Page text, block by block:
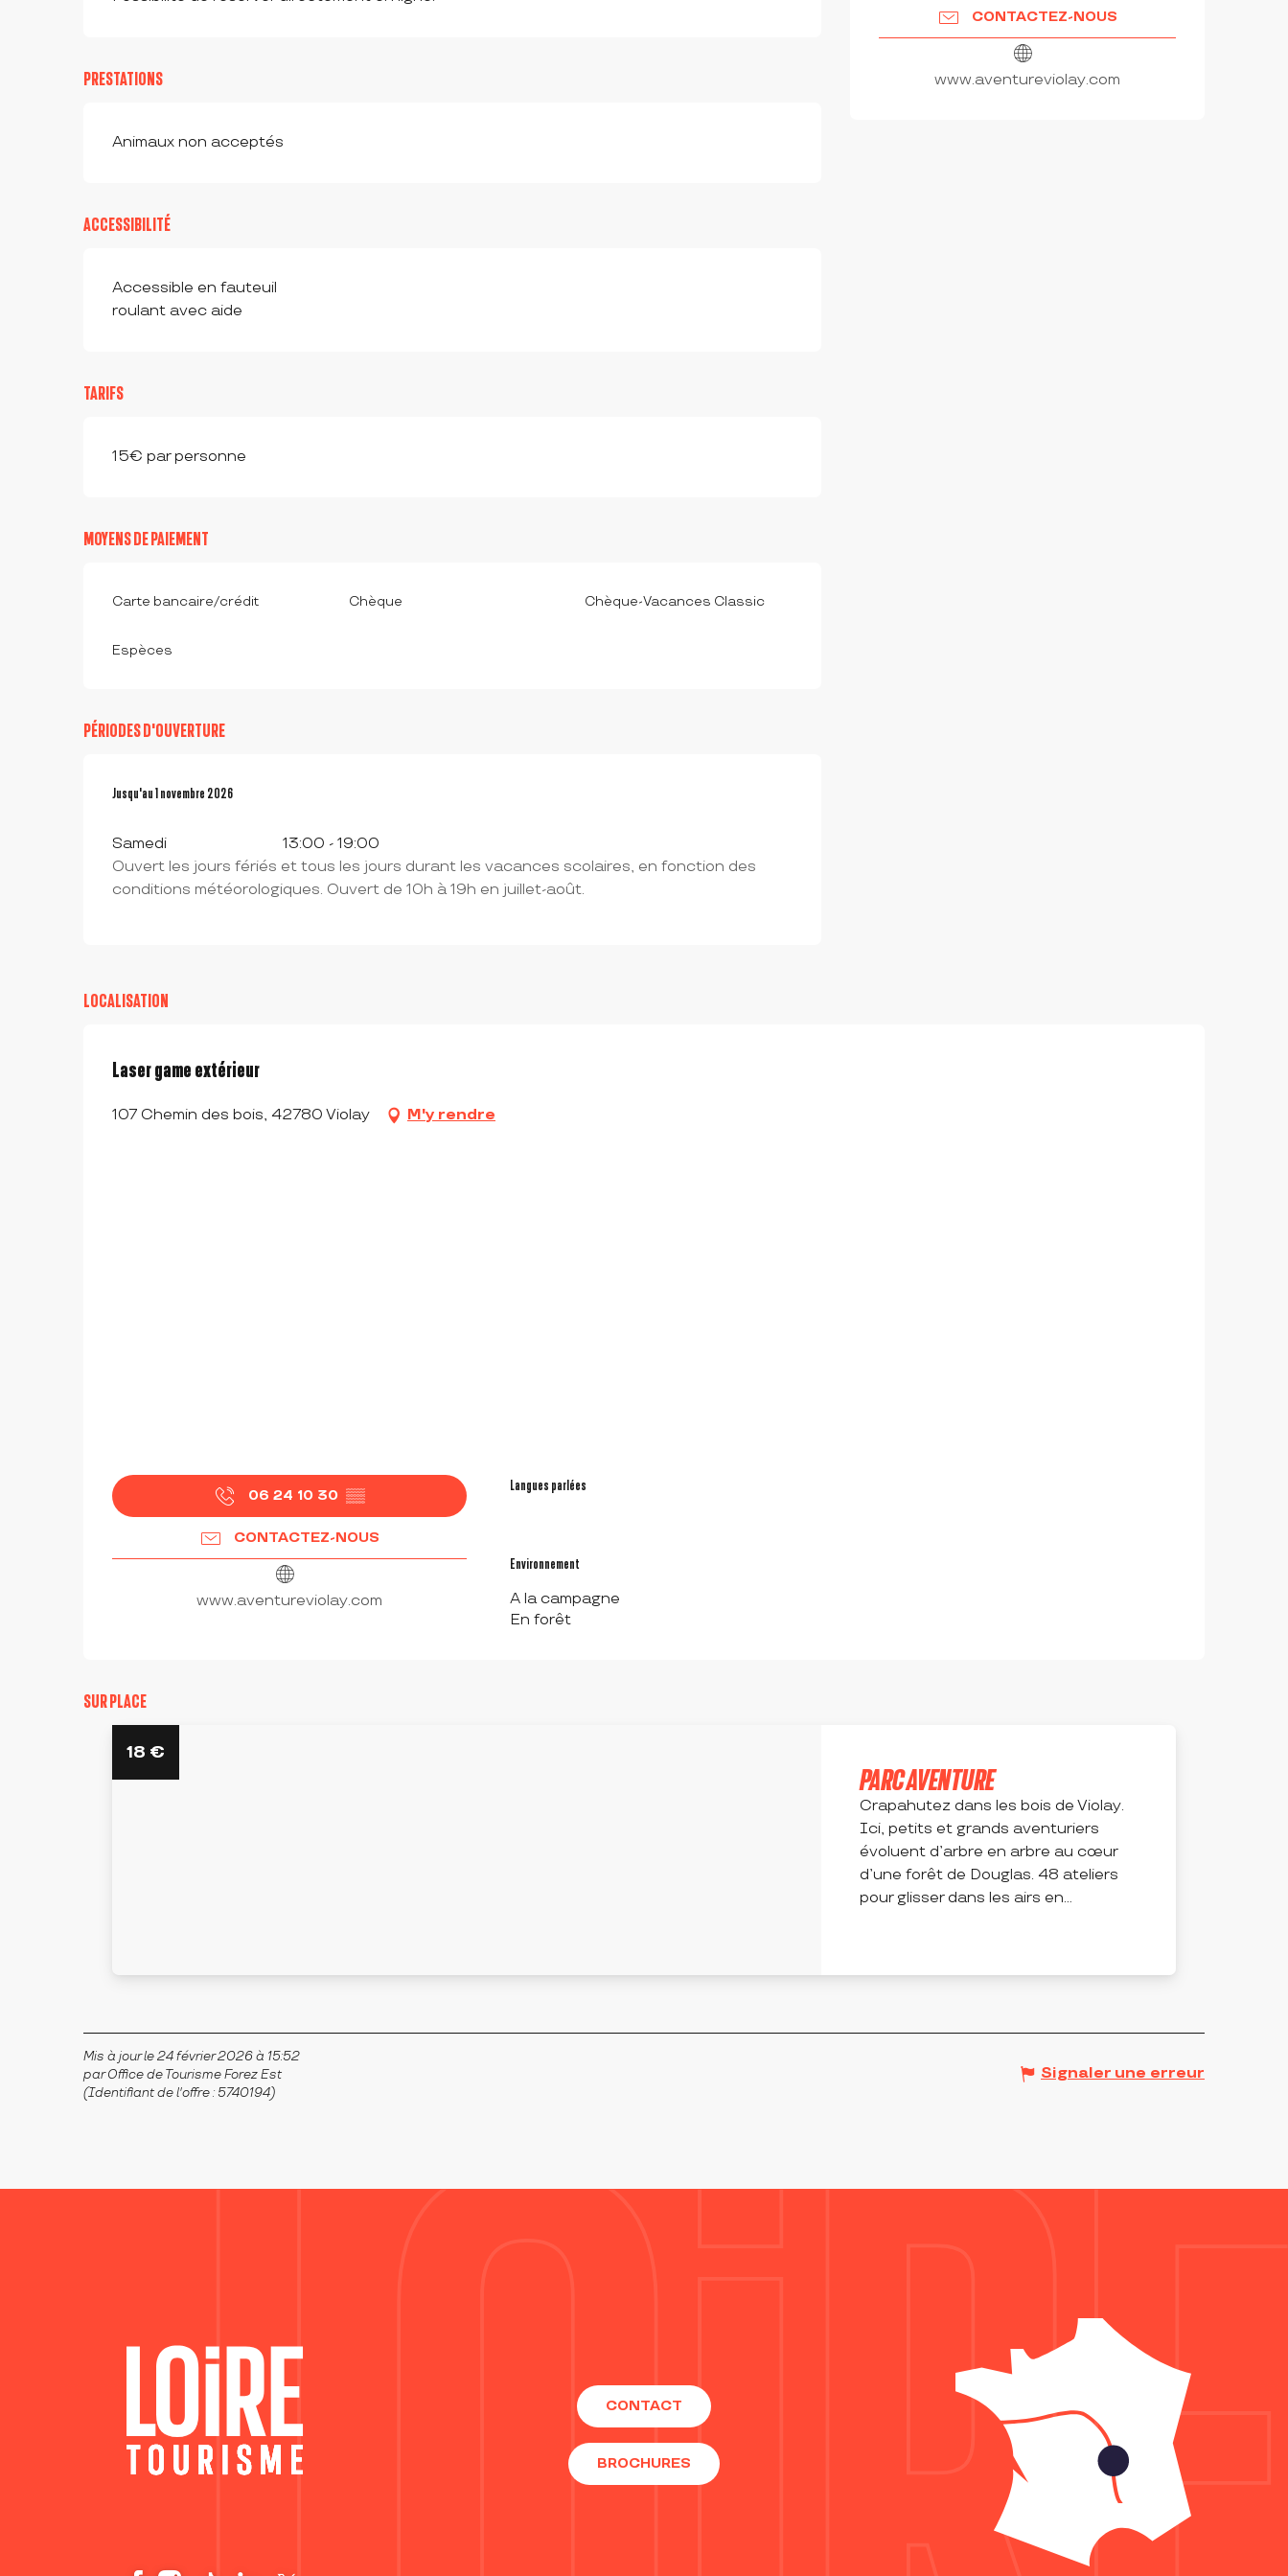
CONTACTEZ-NOUS
www.aventureviolay.com
PRESTATIONS
Animaux non acceptés
ACCESSIBILITÉ
Accessible en fauteuil
roulant avec aide
TARIFS
15€ par personne
MOYENS DE PAIEMENT
Carte bancaire/crédit Chèque Chèque-Vacances Classic
Espèces
PÉRIODES D'OUVERTURE
Du4 avril 2026au1 novembre 2026
Jusqu'au1 novembre 2026
Samedi
13:00 - 19:00
Ouvert les jours fériés et tous les jours durant les vacances scolaires, en fonction des
conditions météorologiques. Ouvert de 10h à 19h en juillet-août.
LOCALISATION
Laser game extérieur
107 Chemin des bois, 42780 Violay M'y rendre
06 24 10 30 ▒▒
CONTACTEZ-NOUS
www.aventureviolay.com
Langues parlées
Langues parlées
Environnement
Environnement
A la campagne
En forêt
SUR PLACE
18 €
PARC AVENTURE
Crapahutez dans les bois de Violay.
Ici, petits et grands aventuriers
évoluent d’arbre en arbre au cœur
d’une forêt de Douglas. 48 ateliers
pour glisser dans les airs en...
Mis à jour le 24 février 2026 à 15:52
par Office de Tourisme Forez Est
(Identifiant de l'offre : 5740194)
Signaler une erreur
CONTACT
BROCHURES